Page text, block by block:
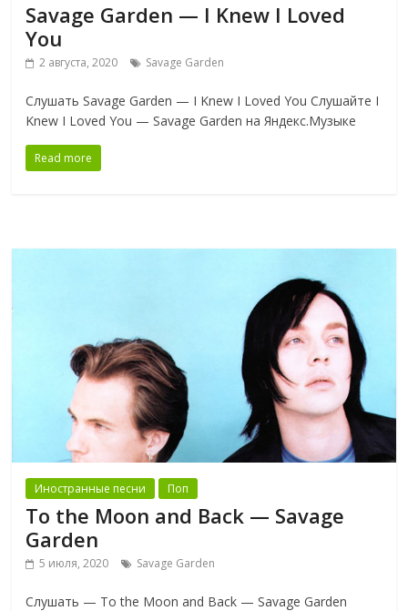
Savage Garden — I Knew I Loved
You
2 августа, 2020 Savage Garden
Слушать Savage Garden — I Knew I Loved You Слушайте I
Knew I Loved You — Savage Garden на Яндекс.Музыке
Read more
Иностранные песни Поп
To the Moon and Back — Savage
Garden
5 июля, 2020 Savage Garden
Слушать — To the Moon and Back — Savage Garden